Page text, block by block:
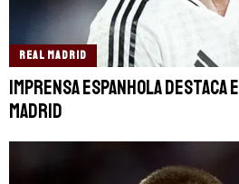
REAL MADRID
Imprensa espanhola destaca
Madrid